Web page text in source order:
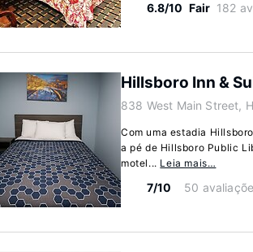
6.8/10 Fair 182
Hillsboro Inn &
838 West Main Street,
Com uma estadia
a pé de Hillsboro Public
motel... Leia mais…
7/10 50